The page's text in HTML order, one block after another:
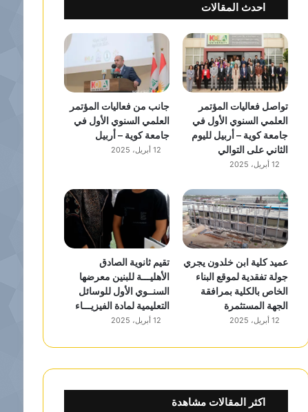
احدث المقالات
تواصل فعاليات المؤتمر
العلمي السنوي الأول في
جامعة كوية – أربيل لليوم
الثاني على التوالي
12 أبريل، 2025
جانب من فعاليات المؤتمر
العلمي السنوي الأول في
جامعة كوية – أربيل
12 أبريل، 2025
عميد كلية ابن خلدون يجري
جولة تفقدية لموقع البناء
الخاص بالكلية بمرافقة
الجهة المستثمرة
12 أبريل، 2025
تقيم ثانوية الصادق
الأهليـــة للبنين معرضها
السنــوي الأول للوسائل
التعليمية لمادة الفيزيـــاء
12 أبريل، 2025
اكثر المقالات مشاهدة